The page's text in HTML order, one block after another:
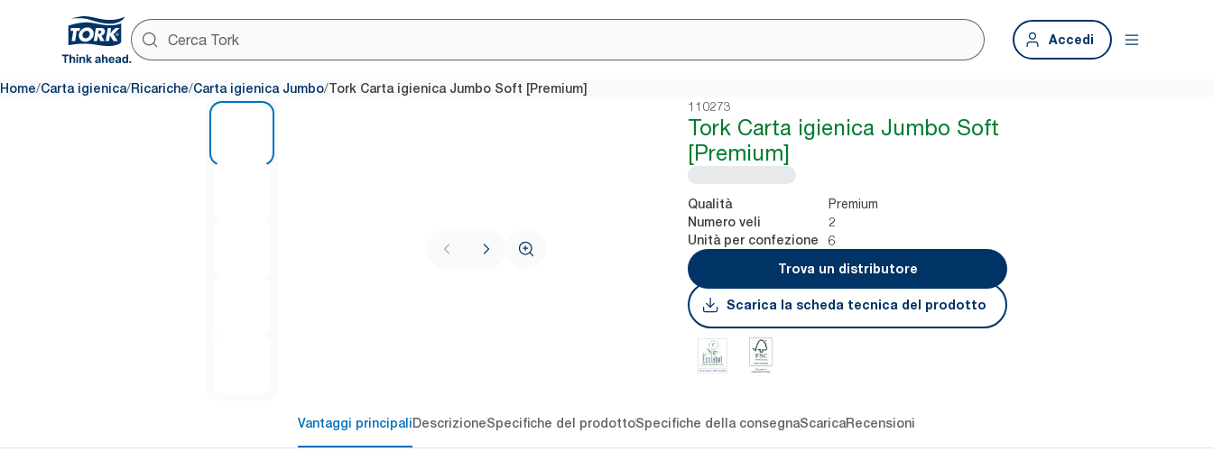
Accedi
Home/Carta igienica/Ricariche/Carta igienica Jumbo/Tork Carta igienica Jumbo Soft [Premium]
110273
Tork Carta igienica Jumbo Soft
[Premium]
Qualità Premium
Numero veli 2
Unità per confezione
6
Trova un distributore
Scarica la scheda tecnica del prodotto
Vantaggi principaliDescrizioneSpecifiche del prodottoSpecifiche della consegnaScaricaRecensioni